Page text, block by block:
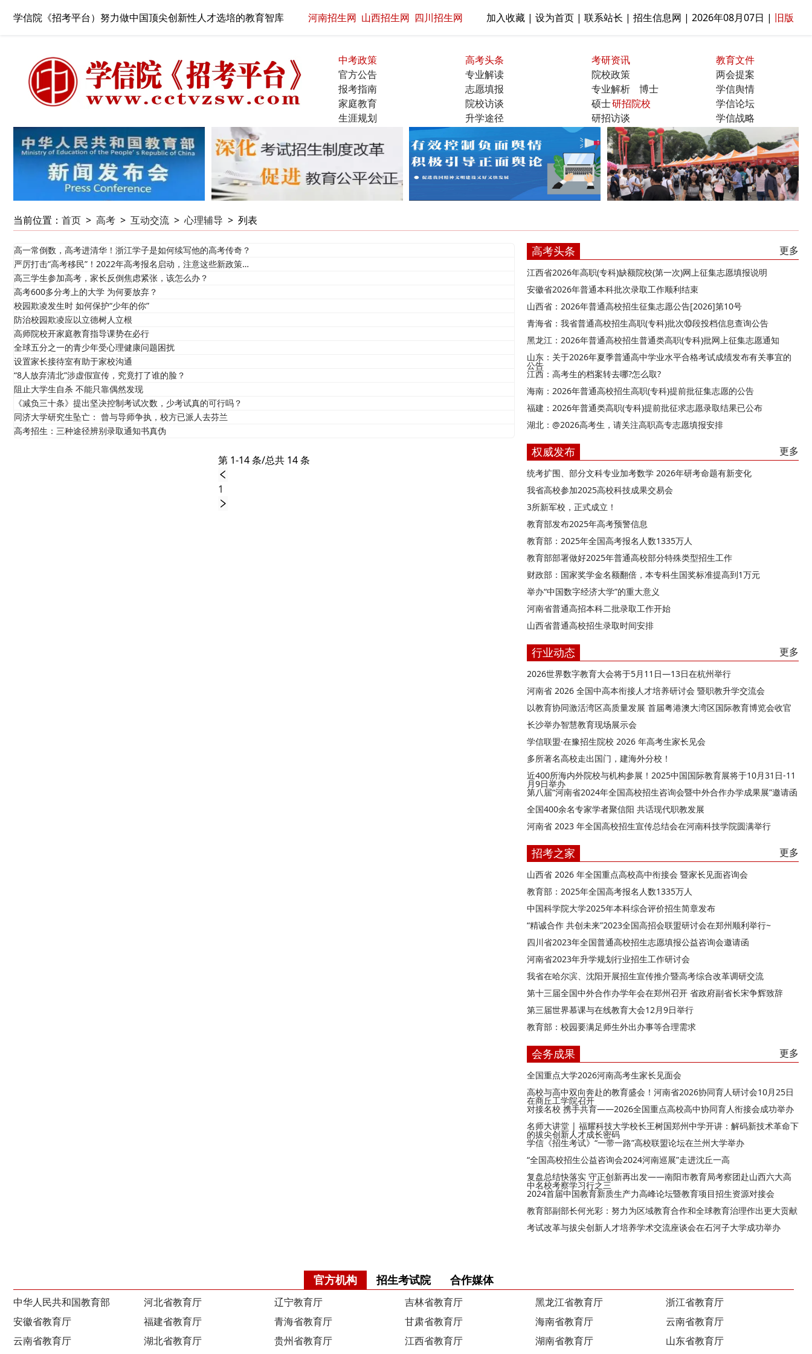
学信院《招考平台）努力做中国顶尖创新性人才选培的教育智库 河南招生网 山西招生网 四川招生网 加入收藏 | 设为首页 | 联系站长 | 招生信息网 | 2026年08月07日 | 旧版
中考政策
官方公告
报考指南
家庭教育
生涯规划
高考头条
专业解读
志愿填报
院校访谈
升学途径
考研资讯
院校政策
专业解析
博士
硕士研招院校
研招访谈
教育文件
两会提案
学信舆情
学信论坛
学信战略
曝光台
当前位置： 首页 > 高考 > 互动交流 > 心理辅导 > 列表
高一常倒数，高考进清华！浙江学子是如何续写他的高考传奇？
严厉打击“高考移民”！2022年高考报名启动，注意这些新政策…
高三学生参加高考，家长反倒焦虑紧张，该怎么办？
高考600多分考上的大学 为何要放弃？
校园欺凌发生时 如何保护“少年的你”
防治校园欺凌应以立德树人立根
高师院校开家庭教育指导课势在必行
全球五分之一的青少年受心理健康问题困扰
设置家长接待室有助于家校沟通
“8人放弃清北”涉虚假宣传，究竟打了谁的脸？
阻止大学生自杀 不能只靠偶然发现
《减负三十条》提出坚决控制考试次数，少考试真的可行吗？
同济大学研究生坠亡： 曾与导师争执，校方已派人去芬兰
高考招生：三种途径辨别录取通知书真伪
第 1-14 条/总共 14 条
1
高考头条 更多
江西省2026年高职(专科)缺额院校(第一次)网上征集志愿填报说明
安徽省2026年普通本科批次录取工作顺利结束
山西省：2026年普通高校招生征集志愿公告[2026]第10号
青海省：我省普通高校招生高职(专科)批次⑩段投档信息查询公告
黑龙江：2026年普通高校招生普通类高职(专科)批网上征集志愿通知
山东：关于2026年夏季普通高中学业水平合格考试成绩发布有关事宜的
公告
江西：高考生的档案转去哪?怎么取?
海南：2026年普通高校招生高职(专科)提前批征集志愿的公告
福建：2026年普通类高职(专科)提前批征求志愿录取结果已公布
湖北：@2026高考生，请关注高职高专志愿填报安排
权威发布 更多
统考扩围、部分文科专业加考数学 2026年研考命题有新变化
我省高校参加2025高校科技成果交易会
3所新军校，正式成立！
教育部发布2025年高考预警信息
教育部：2025年全国高考报名人数1335万人
教育部部署做好2025年普通高校部分特殊类型招生工作
财政部：国家奖学金名额翻倍，本专科生国奖标准提高到1万元
举办“中国数字经济大学”的重大意义
河南省普通高招本科二批录取工作开始
山西省普通高校招生录取时间安排
行业动态 更多
2026世界数字教育大会将于5月11日—13日在杭州举行
河南省 2026 全国中高本衔接人才培养研讨会 暨职教升学交流会
以教育协同激活湾区高质量发展 首届粤港澳大湾区国际教育博览会收官
长沙举办智慧教育现场展示会
学信联盟·在豫招生院校 2026 年高考生家长见会
多所著名高校走出国门，建海外分校！
近400所海内外院校与机构参展！2025中国国际教育展将于10月31日-11
月9日举办
第八届“河南省2024年全国高校招生咨询会暨中外合作办学成果展”邀请函
全国400余名专家学者聚信阳 共话现代职教发展
河南省 2023 年全国高校招生宣传总结会在河南科技学院圆满举行
招考之家 更多
山西省 2026 年全国重点高校高中衔接会 暨家长见面咨询会
教育部：2025年全国高考报名人数1335万人
中国科学院大学2025年本科综合评价招生简章发布
“精诚合作 共创未来”2023全国高招会联盟研讨会在郑州顺利举行~
四川省2023年全国普通高校招生志愿填报公益咨询会邀请函
河南省2023年升学规划行业招生工作研讨会
我省在哈尔滨、沈阳开展招生宣传推介暨高考综合改革调研交流
第十三届全国中外合作办学年会在郑州召开 省政府副省长宋争辉致辞
第三届世界慕课与在线教育大会12月9日举行
教育部：校园要满足师生外出办事等合理需求
会务成果 更多
全国重点大学2026河南高考生家长见面会
高校与高中双向奔赴的教育盛会！河南省2026协同育人研讨会10月25日
在商丘工学院召开
对接名校 携手共育——2026全国重点高校高中协同育人衔接会成功举办
名师大讲堂 | 福耀科技大学校长王树国郑州中学开讲：解码新技术革命下
的拔尖创新人才成长密码
学信《招生考试》“一带一路”高校联盟论坛在兰州大学举办
“全国高校招生公益咨询会2024河南巡展”走进沈丘一高
复盘总结快落实 守正创新再出发——南阳市教育局考察团赴山西六大高
中名校考察学习行之三
2024首届中国教育新质生产力高峰论坛暨教育项目招生资源对接会
教育部副部长何光彩：努力为区域教育合作和全球教育治理作出更大贡献
考试改革与拔尖创新人才培养学术交流座谈会在石河子大学成功举办
官方机构 招生考试院 合作媒体
中华人民共和国教育部 河北省教育厅 辽宁教育厅 吉林省教育厅 黑龙江省教育厅
浙江省教育厅
安徽省教育厅
福建省教育厅 青海省教育厅 甘肃省教育厅 海南省教育厅
云南省教育厅
云南省教育厅
湖北省教育厅 贵州省教育厅 江西省教育厅 湖南省教育厅
山东省教育厅